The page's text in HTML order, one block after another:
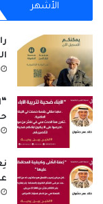
س
ب
و
ك
الأشهر